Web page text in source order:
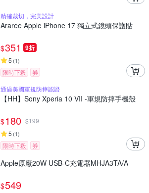
精確裁切，完美設計
Araree Apple iPhone 17 獨立式鏡頭保護貼
$351 9折
5 (1)
限時下殺
券
通過美國軍規防摔認證
【HH】Sony Xperia 10 VII -軍規防摔手機殼
$180 $199
5 (1)
限時下殺 券
Apple原廠20W USB-C充電器MHJA3TA/A
$549